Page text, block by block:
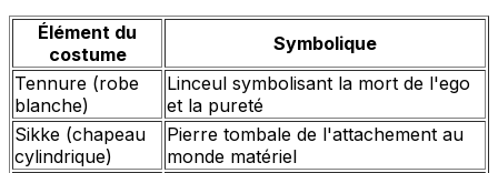
Élément du
costume
Symbolique
Tennure (robe
blanche)
Linceul symbolisant la mort de l'ego
et la pureté
Sikke (chapeau
cylindrique)
Pierre tombale de l'attachement au
monde matériel